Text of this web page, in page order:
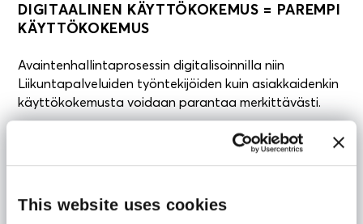
This website uses cookies
DIGITAALINEN KÄYTTÖKOKEMUS = PAREMPI
KÄYTTÖKOKEMUS
Avaintenhallintaprosessin digitalisoinnilla niin
Liikuntapalveluiden työntekijöiden kuin asiakkaidenkin
käyttökokemusta voidaan parantaa merkittävästi.
Sopimuksiin liittyvät dokumentit saadaan
hallintaan ja avaininventaario ajan tasaiseksi
käsitellä paperisia dokumentteja, joissa on
vuokraajan henkilötietoja